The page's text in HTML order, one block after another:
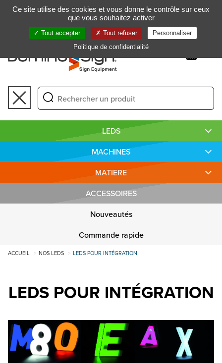
Toggle
LEDS
MACHINES
MATIERE
ACCESSOIRES
Nouveautés
Commande rapide
ACCUEIL NOS LEDS LEDS POUR INTÉGRATION
LEDS POUR INTÉGRATION
Gestion de vos préférences sur les cookies
Ce site utilise des cookies et vous donne le contrôle sur ceux
que vous souhaitez activer
Tout accepter Tout refuser
Personnaliser
Politique de confidentialité